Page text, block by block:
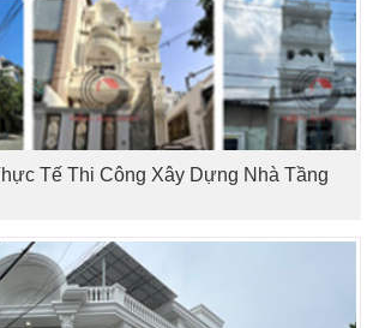
Tế Thi Công Xây Dựng Nhà Tầng